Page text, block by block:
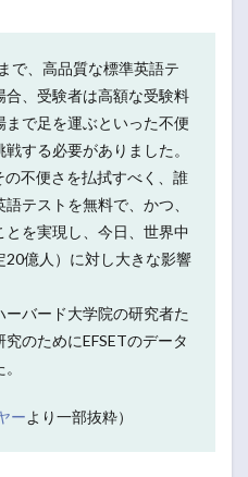
で、高品質な標準英語テ
合、受験者は高額な受験料
まで足を運ぶといった不便
する必要がありました。
の不便さを払拭すべく、誰
テストを無料で、かつ、
とを実現し、今日、世界中
20億人）に対し大きな影響
ーバード大学院の研究者た
のためにEFSETのデータ
ーより一部抜粋）